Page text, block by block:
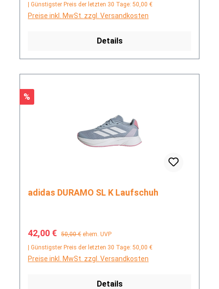
| Günstigster Preis der letzten 30 Tage: 50,00 €
Preise inkl. MwSt. zzgl. Versandkosten
Details
Rabatt
%
adidas DURAMO SL K Laufschuh
Verkaufspreis:
42,00 € Regulärer Preis:
50,00 € ehem. UVP
| Günstigster Preis der letzten 30 Tage: 50,00 €
Preise inkl. MwSt. zzgl. Versandkosten
Details